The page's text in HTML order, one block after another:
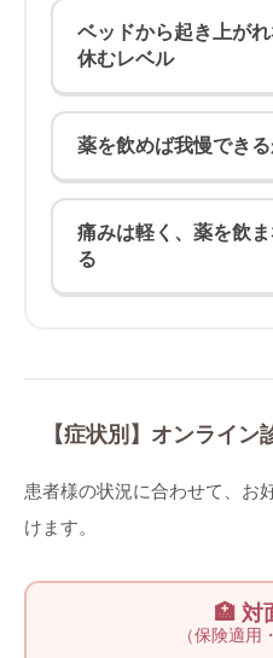
ベッドから起き上が
休むレベル
薬を飲めば我慢でき
痛みは軽く、薬を飲
る
【症状別】オンライ
患者様の状況に合わせて、お
けます。
🏥 対
（保険適用
院長コラム